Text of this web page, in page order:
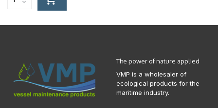
The power of nature applied
VMP is a wholesaler of
ecological products for the
maritime industry.